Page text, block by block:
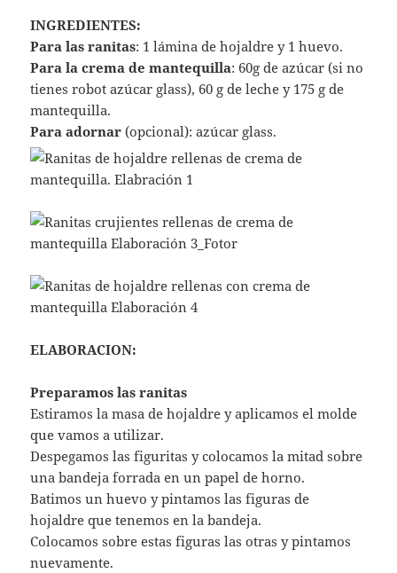
INGREDIENTES:
Para las ranitas: 1 lámina de hojaldre y 1 huevo.
Para la crema de mantequilla: 60g de azúcar (si no
tienes robot azúcar glass), 60 g de leche y 175 g de
mantequilla.
Para adornar (opcional): azúcar glass.
ELABORACION:
Preparamos las ranitas
Estiramos la masa de hojaldre y aplicamos el molde
que vamos a utilizar.
Despegamos las figuritas y colocamos la mitad sobre
una bandeja forrada en un papel de horno.
Batimos un huevo y pintamos las figuras de
hojaldre que tenemos en la bandeja.
Colocamos sobre estas figuras las otras y pintamos
nuevamente.